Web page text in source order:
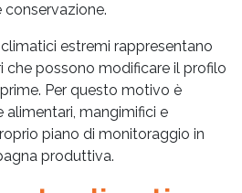
estremi rappresentano
che possono modificare il profilo
Per questo motivo è
mangimifici e
piano di monitoraggio in
produttiva.